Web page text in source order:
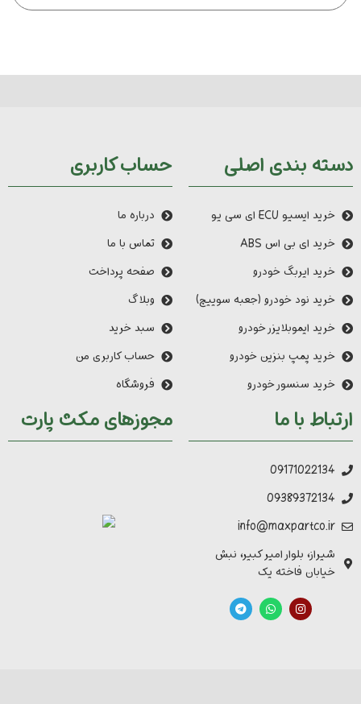
دسته بندی اصلی
خرید ایسیو ECU ای سی یو
خرید ای بی اس ABS
خرید ایربگ خودرو
خرید نود خودرو (جعبه سوییچ)
خرید ایموبلایزر خودرو
خرید پمپ بنزین خودرو
خرید سنسور خودرو
حساب کاربری
درباره ما
تماس با ما
صفحه پرداخت
وبلاگ
سبد خرید
حساب کاربری من
فروشگاه
ارتباط با ما
09171022134
09389372134
info@maxpartco.ir
شیراز، بلوار امیر کبیر، نبش
خیابان فاخته یک
مجوزهای مکث پارت